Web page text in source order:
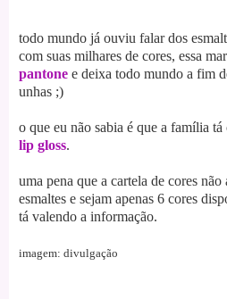
todo mundo já ouviu falar dos
com suas milhares de cores, essa
pantone e deixa todo mundo a fim
unhas ;)
o que eu não sabia é que a família tá
lip gloss.
uma pena que a cartela de cores
esmaltes e sejam apenas 6 cores
tá valendo a informação.
imagem: divulgação